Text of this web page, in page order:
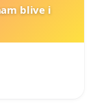
blive i